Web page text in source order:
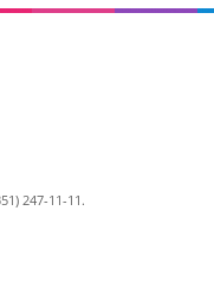
247-11-11.